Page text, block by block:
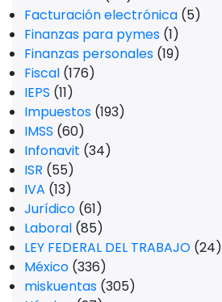
Facturación electrónica (5)
Finanzas para pymes (1)
Finanzas personales (19)
Fiscal (176)
IEPS (11)
Impuestos (193)
IMSS (60)
Infonavit (34)
ISR (55)
IVA (13)
Jurídico (61)
Laboral (85)
LEY FEDERAL DEL TRABAJO (24)
México (336)
miskuentas (305)